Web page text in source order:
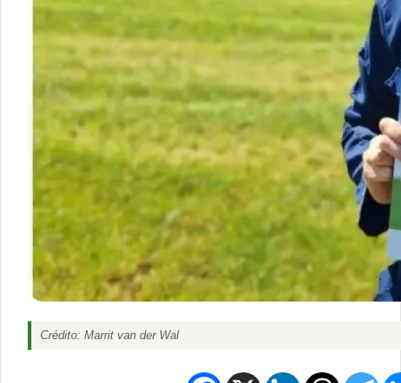
Crédito: Marrit van der Wal